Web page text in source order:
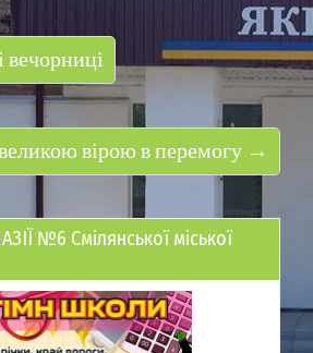
вечорниці
вірою в перемогу →
№6 Смілянської міської